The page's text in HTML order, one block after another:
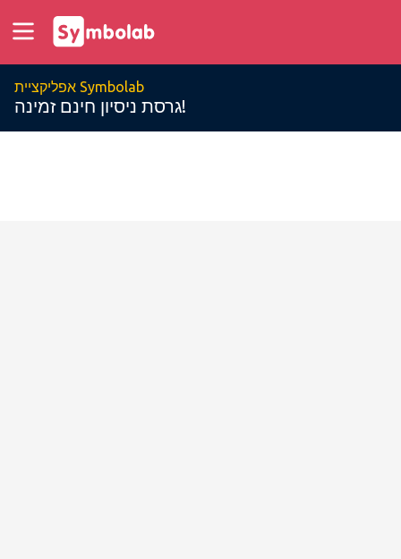
אפליקציית Symbolab
גרסת ניסיון חינם זמינה!